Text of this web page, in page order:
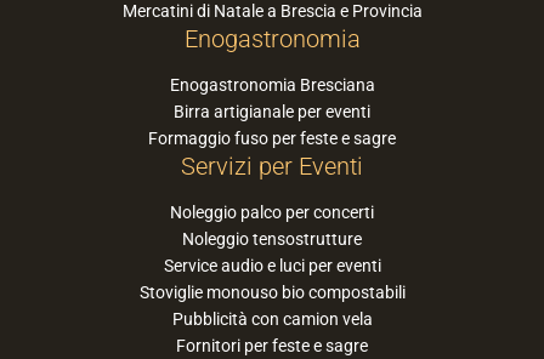
Mercatini di Natale a Brescia e Provincia
Enogastronomia
Enogastronomia Bresciana
Birra artigianale per eventi
Formaggio fuso per feste e sagre
Servizi per Eventi
Noleggio palco per concerti
Noleggio tensostrutture
Service audio e luci per eventi
Stoviglie monouso bio compostabili
Pubblicità con camion vela
Fornitori per feste e sagre